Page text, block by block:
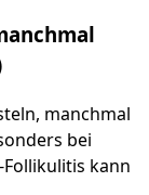
manchmal
bei
kann